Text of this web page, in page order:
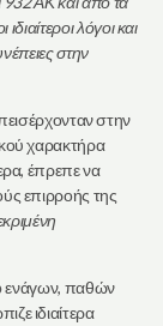
λόγοι και
στην
στην
χαρακτήρα
έπρεπε να
επιρροής της
ενάγων, παθών
ιδιαίτερα